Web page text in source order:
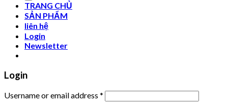
TRANG CHỦ
SẢN PHẨM
liên hệ
Login
Newsletter
Login
Username or email address *